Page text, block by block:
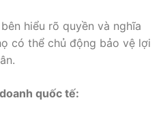
hiểu rõ quyền và nghĩa
có thể chủ động bảo vệ lợi
quốc tế: